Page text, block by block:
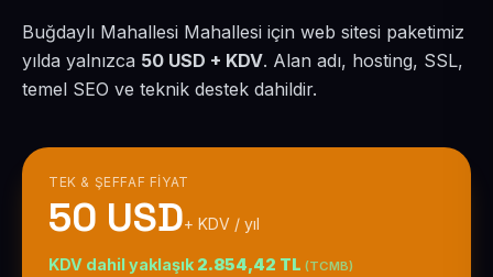
Buğdaylı Mahallesi Mahallesi için web sitesi paketimiz
yılda yalnızca 50 USD + KDV. Alan adı, hosting, SSL,
temel SEO ve teknik destek dahildir.
TEK & ŞEFFAF FIYAT
50 USD+ KDV / yıl
KDV dahil yaklaşık 2.854,42 TL (TCMB)